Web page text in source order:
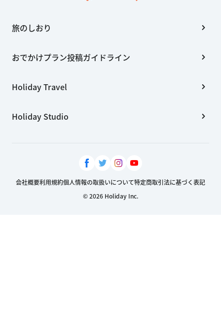
旅のしおり
おでかけプラン投稿ガイドライン
Holiday Travel
Holiday Studio
会社概要利用規約個人情報の取扱いについて特定商取引法に基づく表記
© 2026 Holiday Inc.